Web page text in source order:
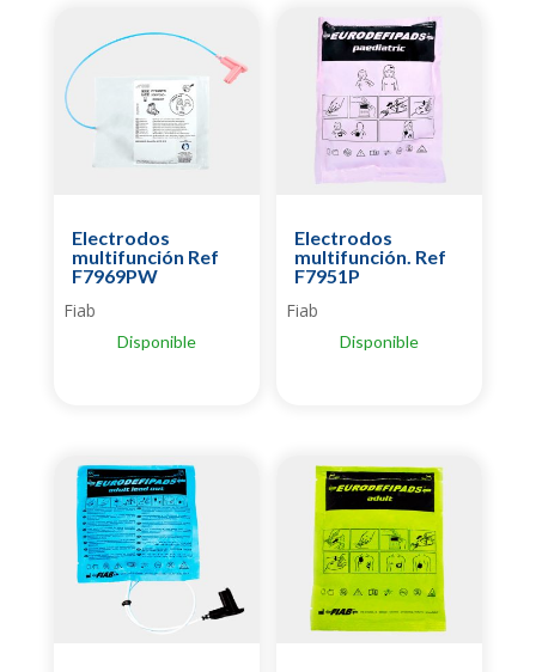
Electrodos
multifunción Ref
F7969PW
Fiab
Disponible
Electrodos
multifunción. Ref
F7951P
Fiab
Disponible